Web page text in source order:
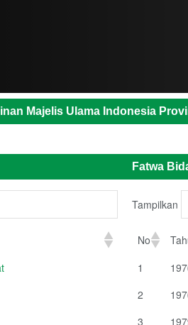
Majelis Ulama Indonesia
Fatwa
Tampilkan
No
No
1
2
3